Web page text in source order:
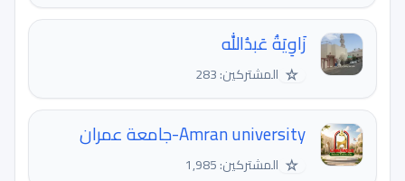
‏زَاوِيَةُ عَبدُالله
☆ المشتركين: 283
Amran university-جامعة عمران
☆ المشتركين: 1,985